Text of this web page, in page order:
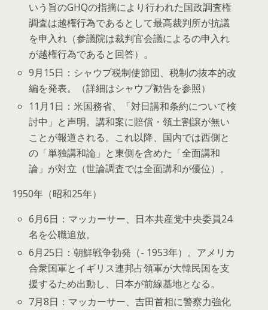
いう旨のGHQの指摘により行われた国政調査権
調査は越権行為であるとして最高裁判所が抗議
を申入れ（参議院は裁判官会議によるの申入れ
が越権行為であると回答）。
9月15日：シャウプ税制使節団、税制の抜本的改
編を発表。（詳細はシャウプ勧告を参照）
11月1日：米国務省、「対日講和条約について検
討中」と声明。講和案に賠償・領土割譲が無い
ことが報道される。これ以降、国内では西側と
の「単独講和論」と東側を含めた「全面講和
論」が対立（世論調査では全面講和が優位）。
1950年（昭和25年）
6月6日：マッカーサー、日本共産党中央委員24
名を公職追放。
6月25日：朝鮮戦争勃発（- 1953年）。アメリカ
合衆国軍とイギリス連邦占領軍が大韓民国を支
援するため出動し、日本が前線基地となる。
7月8日：マッカーサー、吉田首相に警察力強化